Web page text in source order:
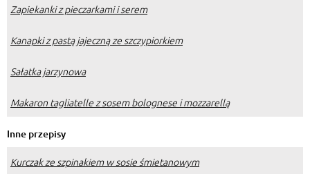
Zapiekanki z pieczarkami i serem
Kanapki z pastą jajeczną ze szczypiorkiem
Sałatka jarzynowa
Makaron tagliatelle z sosem bolognese i mozzarellą
Inne przepisy
Kurczak ze szpinakiem w sosie śmietanowym